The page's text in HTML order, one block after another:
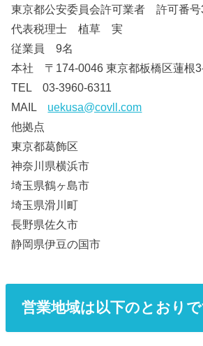
東京都公安委員会許可業者 許可番
代表税理士 植草 実
従業員 9名
本社 〒174-0046 東京都板橋区蓮根
TEL 03-3960-6311
MAIL uekusa@covll.com
他拠点
東京都葛飾区
神奈川県横浜市
埼玉県鶴ヶ島市
埼玉県滑川町
長野県佐久市
静岡県伊豆の国市
営業地域は以下のとおりで